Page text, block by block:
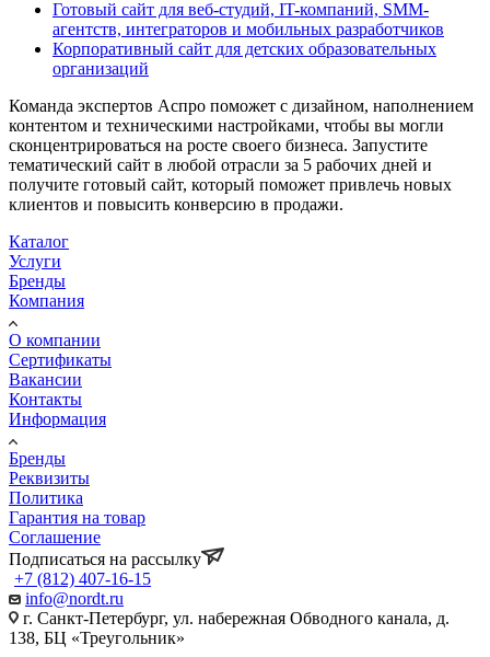
Готовый сайт для веб-студий, IT-компаний, SMM-
агентств, интеграторов и мобильных разработчиков
Корпоративный сайт для детских образовательных
организаций
Команда экспертов Аспро поможет с дизайном, наполнением
контентом и техническими настройками, чтобы вы могли
сконцентрироваться на росте своего бизнеса. Запустите
тематический сайт в любой отрасли за 5 рабочих дней и
получите готовый сайт, который поможет привлечь новых
клиентов и повысить конверсию в продажи.
Каталог
Услуги
Бренды
Компания
О компании
Сертификаты
Вакансии
Контакты
Информация
Бренды
Реквизиты
Политика
Гарантия на товар
Соглашение
Подписаться на рассылку
+7 (812) 407-16-15
info@nordt.ru
г. Санкт-Петербург, ул. набережная Обводного канала, д.
138, БЦ «Треугольник»